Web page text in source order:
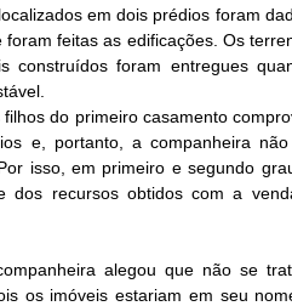
em dois prédios foram
feitas as edificações. Os
construídos foram entregues
do primeiro casamento
e, portanto, a companheira
isso, em primeiro e segundo
dos recursos obtidos com a
alegou que não se
os imóveis estariam em seu